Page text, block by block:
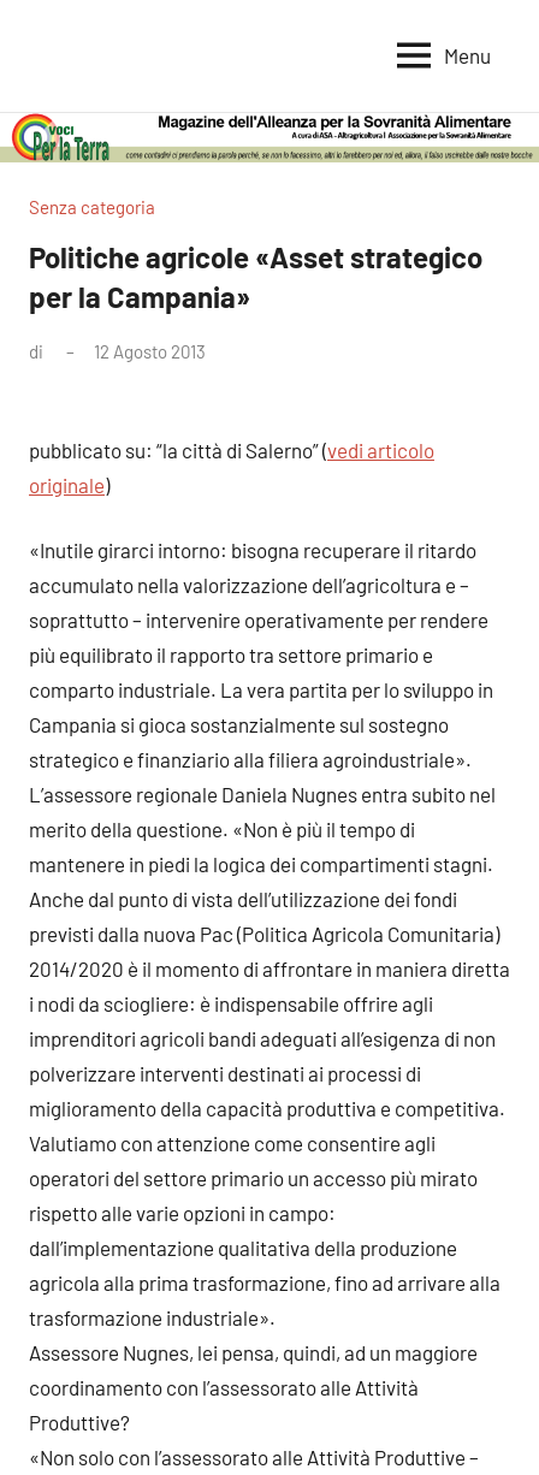
per
la
Terra
per
la
Alimentare
Menu
Senza categoria
Politiche agricole «Asset strategico
per la Campania»
di 12 Agosto 2013
pubblicato su: “la città di Salerno” (vedi articolo
originale)
«Inutile girarci intorno: bisogna recuperare il ritardo
accumulato nella valorizzazione dell’agricoltura e –
soprattutto – intervenire operativamente per rendere
più equilibrato il rapporto tra settore primario e
comparto industriale. La vera partita per lo sviluppo in
Campania si gioca sostanzialmente sul sostegno
strategico e finanziario alla filiera agroindustriale».
L’assessore regionale Daniela Nugnes entra subito nel
merito della questione. «Non è più il tempo di
mantenere in piedi la logica dei compartimenti stagni.
Anche dal punto di vista dell’utilizzazione dei fondi
previsti dalla nuova Pac (Politica Agricola Comunitaria)
2014/2020 è il momento di affrontare in maniera diretta
i nodi da sciogliere: è indispensabile offrire agli
imprenditori agricoli bandi adeguati all’esigenza di non
polverizzare interventi destinati ai processi di
miglioramento della capacità produttiva e competitiva.
Valutiamo con attenzione come consentire agli
operatori del settore primario un accesso più mirato
rispetto alle varie opzioni in campo:
dall’implementazione qualitativa della produzione
agricola alla prima trasformazione, fino ad arrivare alla
trasformazione industriale».
Assessore Nugnes, lei pensa, quindi, ad un maggiore
coordinamento con l’assessorato alle Attività
Produttive?
«Non solo con l’assessorato alle Attività Produttive –